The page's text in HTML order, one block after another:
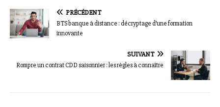
PRÉCÉDENT
BTS banque à distance : décryptage d’une formation
innovante
SUIVANT
Rompre un contrat CDD saisonnier : les règles à connaître